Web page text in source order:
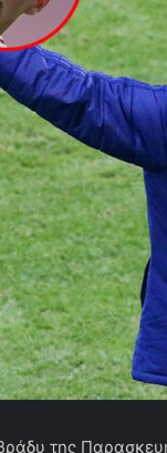
της